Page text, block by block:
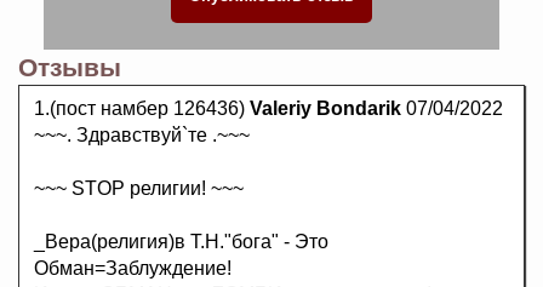
Отзывы
1.(пост намбер 126436) Valeriy Bondarik 07/04/2022
~~~. Здравствуй`те .~~~
~~~ STOP религии! ~~~
_Вера(религия)в Т.Н."бога" - Это
Обман=Заблуждение!